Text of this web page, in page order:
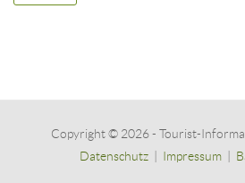
Copyright © 2026 - Tourist-
Datenschutz
Impressum